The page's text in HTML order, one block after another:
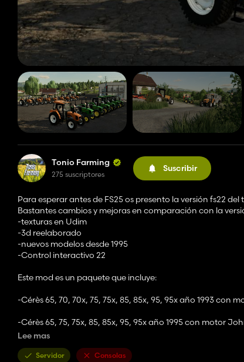
Tonio Farming
275 suscriptores
Suscribir
Para esperar antes de FS25 os presento la versión fs22 del
Bastantes cambios y mejoras en comparación con la
-texturas en Udim
-3d reelaborado
-nuevos modelos desde 1995
-Control interactivo 22
Este mod es un paquete que incluye:
-Cérès 65, 70, 70x, 75, 75x, 85, 85x, 95, 95x año 1993 con
-Cérès 65, 75, 75x, 85, 85x, 95, 95x año 1995 con motor
estético.
-John Deere 3100se, 3200se, 3200x, 3300se, 3300x,
Lee mas
Servidor Consolas